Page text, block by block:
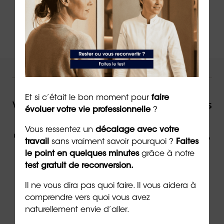
NOUS VOUS ACCOMPAGNONS !
Vous souhaitez être accompagné(e) dans
évolution professionnelle par un expert,
contactez ORIENTACTION.
Contacter un(e) conseiller(ère)
Et si c’était le bon moment pour faire
évoluer votre vie professionnelle?
Vous ressentez un décalage avec votre
travail sans vraiment savoir pourquoi ? Faites
le point en quelques minutesgrâce à notre
test gratuit de reconversion.
Il ne vous dira pas quoi faire. Il vous aidera à
comprendre vers quoi vous avez
naturellement envie d’aller.